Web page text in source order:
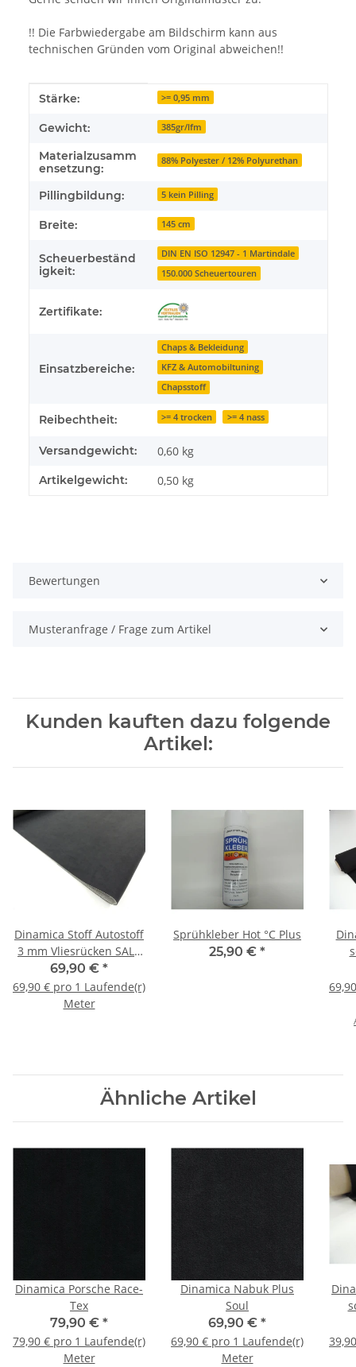
!! Die Farbwiedergabe am Bildschirm kann aus
technischen Gründen vom Original abweichen!!
Produkteigenschaft
Wert
Stärke: >= 0,95 mm
Gewicht: 385gr/lfm
Materialzusamm
ensetzung:
88% Polyester / 12% Polyurethan
Pillingbildung: 5 kein Pilling
Breite: 145 cm
Scheuerbeständ
igkeit:
DIN EN ISO 12947 - 1 Martindale
150.000 Scheuertouren
Zertifikate:
Einsatzbereiche:
Chaps & Bekleidung
KFZ & Automobiltuning
Chapsstoff
Reibechtheit: >= 4 trocken >= 4 nass
Versandgewicht: 0,60 kg
Artikelgewicht: 0,50 kg
Bewertungen
Musteranfrage / Frage zum Artikel
Kunden kauften dazu folgende
Artikel:
Dinamica Stoff Autostoff
3 mm Vliesrücken SALE
anthrazit/schwarz
69,90 € *
69,90 € pro 1 Laufende(r)
Meter
Sprühkleber Hot °C Plus
25,90 € *
Ähnliche Artikel
Dinamica Porsche Race-
Tex
79,90 € *
79,90 € pro 1 Laufende(r)
Meter
Dinamica Nabuk Plus
Soul
69,90 € *
69,90 € pro 1 Laufende(r)
Meter